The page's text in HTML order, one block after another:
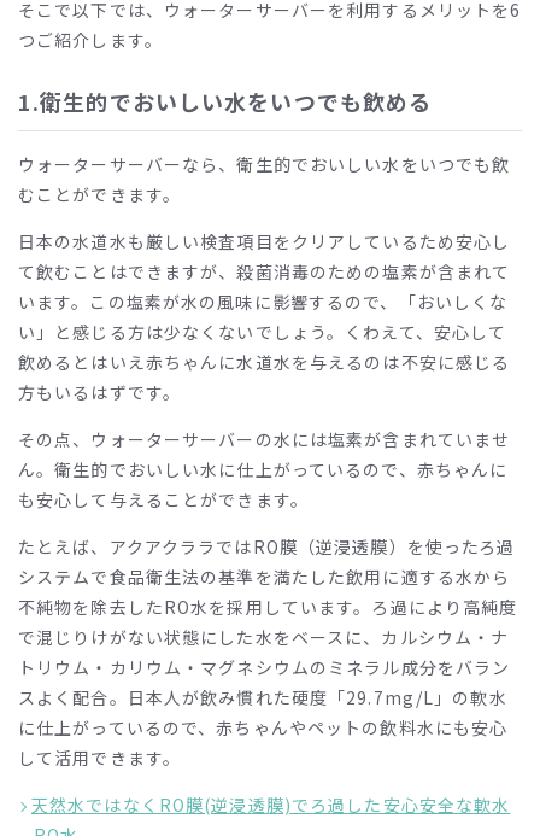
そこで以下では、ウォーターサーバーを利用するメリットを6
つご紹介します。
1.衛生的でおいしい水をいつでも飲める
ウォーターサーバーなら、衛生的でおいしい水をいつでも飲
むことができます。
日本の水道水も厳しい検査項目をクリアしているため安心し
て飲むことはできますが、殺菌消毒のための塩素が含まれて
います。この塩素が水の風味に影響するので、「おいしくな
い」と感じる方は少なくないでしょう。くわえて、安心して
飲めるとはいえ赤ちゃんに水道水を与えるのは不安に感じる
方もいるはずです。
その点、ウォーターサーバーの水には塩素が含まれていませ
ん。衛生的でおいしい水に仕上がっているので、赤ちゃんに
も安心して与えることができます。
たとえば、アクアクララではRO膜（逆浸透膜）を使ったろ過
システムで食品衛生法の基準を満たした飲用に適する水から
不純物を除去したRO水を採用しています。ろ過により高純度
で混じりけがない状態にした水をベースに、カルシウム・ナ
トリウム・カリウム・マグネシウムのミネラル成分をバラン
スよく配合。日本人が飲み慣れた硬度「29.7mg/L 」の軟水
に仕上がっているので、赤ちゃんやペットの飲料水にも安心
して活用できます。
天然水ではなくRO膜(逆浸透膜)でろ過した安心安全な軟水